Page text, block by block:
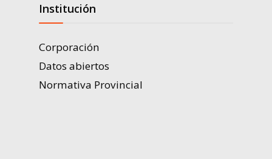
Institución
Corporación
Datos abiertos
Normativa Provincial